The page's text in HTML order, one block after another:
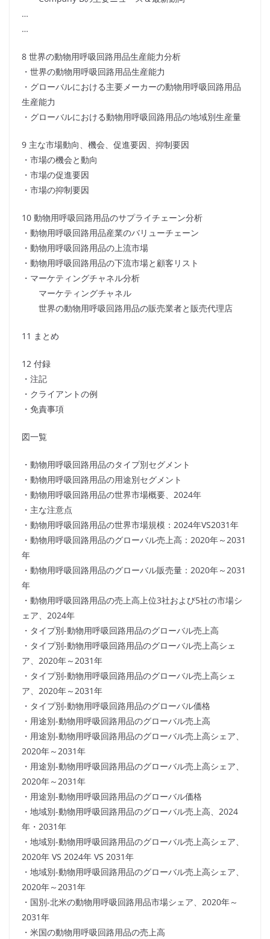
…
…
8 世界の動物用呼吸回路用品生産能力分析
・世界の動物用呼吸回路用品生産能力
・グローバルにおける主要メーカーの動物用呼吸回路用品
生産能力
・グローバルにおける動物用呼吸回路用品の地域別生産量
9 主な市場動向、機会、促進要因、抑制要因
・市場の機会と動向
・市場の促進要因
・市場の抑制要因
10 動物用呼吸回路用品のサプライチェーン分析
・動物用呼吸回路用品産業のバリューチェーン
・動物用呼吸回路用品の上流市場
・動物用呼吸回路用品の下流市場と顧客リスト
・マーケティングチャネル分析
マーケティングチャネル
世界の動物用呼吸回路用品の販売業者と販売代理店
11 まとめ
12 付録
・注記
・クライアントの例
・免責事項
図一覧
・動物用呼吸回路用品のタイプ別セグメント
・動物用呼吸回路用品の用途別セグメント
・動物用呼吸回路用品の世界市場概要、2024年
・主な注意点
・動物用呼吸回路用品の世界市場規模：2024年VS2031年
・動物用呼吸回路用品のグローバル売上高：2020年～2031
年
・動物用呼吸回路用品のグローバル販売量：2020年～2031
年
・動物用呼吸回路用品の売上高上位3社および5社の市場シ
ェア、2024年
・タイプ別-動物用呼吸回路用品のグローバル売上高
・タイプ別-動物用呼吸回路用品のグローバル売上高シェ
ア、2020年～2031年
・タイプ別-動物用呼吸回路用品のグローバル売上高シェ
ア、2020年～2031年
・タイプ別-動物用呼吸回路用品のグローバル価格
・用途別-動物用呼吸回路用品のグローバル売上高
・用途別-動物用呼吸回路用品のグローバル売上高シェア、
2020年～2031年
・用途別-動物用呼吸回路用品のグローバル売上高シェア、
2020年～2031年
・用途別-動物用呼吸回路用品のグローバル価格
・地域別-動物用呼吸回路用品のグローバル売上高、2024
年・2031年
・地域別-動物用呼吸回路用品のグローバル売上高シェア、
2020年 VS 2024年 VS 2031年
・地域別-動物用呼吸回路用品のグローバル売上高シェア、
2020年～2031年
・国別-北米の動物用呼吸回路用品市場シェア、2020年～
2031年
・米国の動物用呼吸回路用品の売上高